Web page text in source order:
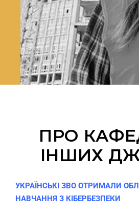
ПРО
ІНШИХ
УКРАЇНСЬКІ ЗВО ОТРИМАЛИ
НАВЧАННЯ З КІБЕРБЕЗПЕКИ